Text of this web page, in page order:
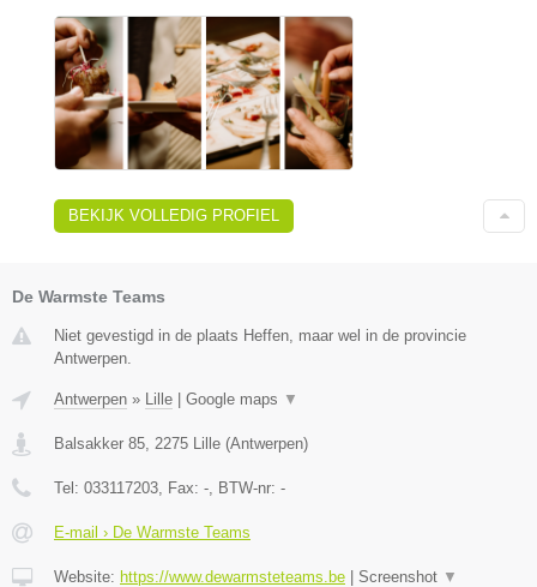
BEKIJK VOLLEDIG PROFIEL
De Warmste Teams
Niet gevestigd in de plaats Heffen, maar wel in de provincie
Antwerpen.
Antwerpen » Lille Google maps ▼
Balsakker 85 2275 Lille (Antwerpen)
Tel: 033117203 , Fax: - , BTW-nr: -
E-mail › De Warmste Teams
Website: https://www.dewarmsteteams.be Screenshot ▼